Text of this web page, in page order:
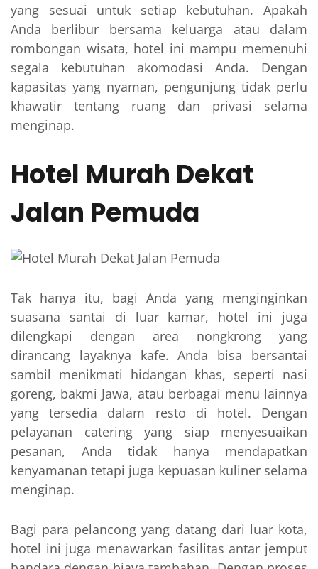
yang sesuai untuk setiap kebutuhan. Apakah
Anda berlibur bersama keluarga atau dalam
rombongan wisata, hotel ini mampu memenuhi
segala kebutuhan akomodasi Anda. Dengan
kapasitas yang nyaman, pengunjung tidak perlu
khawatir tentang ruang dan privasi selama
menginap.
Hotel Murah Dekat
Jalan Pemuda
Tak hanya itu, bagi Anda yang menginginkan
suasana santai di luar kamar, hotel ini juga
dilengkapi dengan area nongkrong yang
dirancang layaknya kafe. Anda bisa bersantai
sambil menikmati hidangan khas, seperti nasi
goreng, bakmi Jawa, atau berbagai menu lainnya
yang tersedia dalam resto di hotel. Dengan
pelayanan catering yang siap menyesuaikan
pesanan, Anda tidak hanya mendapatkan
kenyamanan tetapi juga kepuasan kuliner selama
menginap.
Bagi para pelancong yang datang dari luar kota,
hotel ini juga menawarkan fasilitas antar jemput